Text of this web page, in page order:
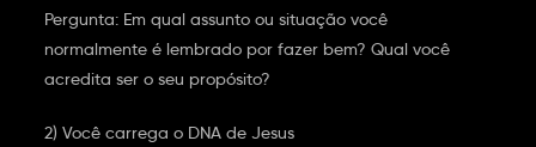
Pergunta: Em qual assunto ou situação você
normalmente é lembrado por fazer bem? Qual você
acredita ser o seu propósito?
2) Você carrega o DNA de Jesus